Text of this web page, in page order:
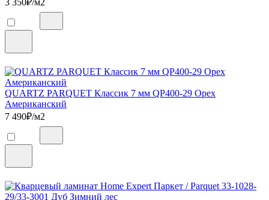
QUARTZ PARQUET Классик 7 мм QP400-29 Орех
Американский
7 490₽/м2